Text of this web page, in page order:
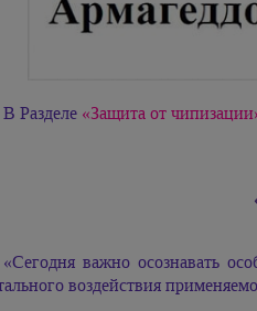
В Разделе «Защита от
«Сегодня важно осознавать
воздействия